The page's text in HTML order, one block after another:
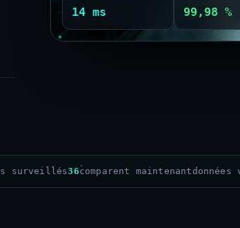
14 ms 99,98 %
surveillés36comparent maintenant